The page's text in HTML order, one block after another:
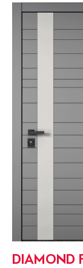
DIAMOND